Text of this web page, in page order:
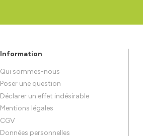
Information
Qui sommes-nous
Poser une question
Déclarer un effet indésirable
Mentions légales
CGV
Données personnelles